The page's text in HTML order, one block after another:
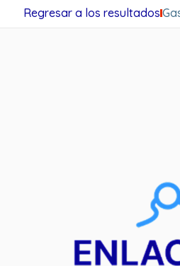
Regresar a los resultados